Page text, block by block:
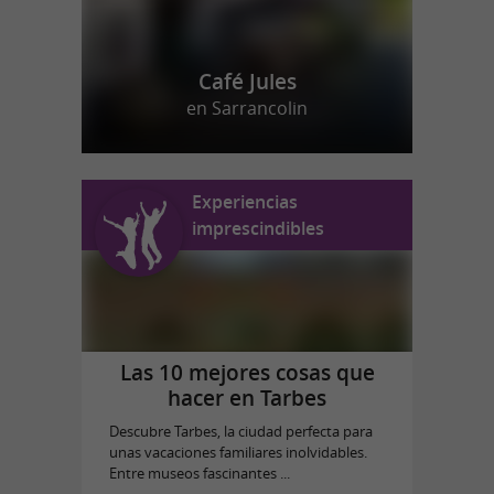
Café Jules
en Sarrancolin
Experiencias
imprescindibles
Las 10 mejores cosas que
hacer en Tarbes
Descubre Tarbes, la ciudad perfecta para
unas vacaciones familiares inolvidables.
Entre museos fascinantes ...